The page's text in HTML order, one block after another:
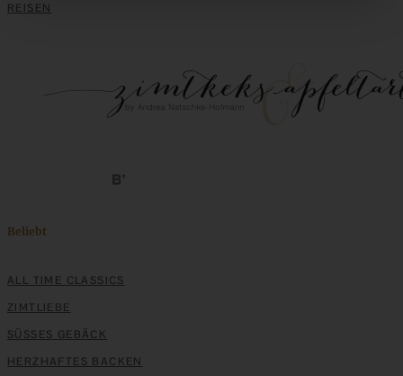
REISEN
Beliebt
ALL TIME CLASSICS
ZIMTLIEBE
SÜSSES GEBÄCK
HERZHAFTES BACKEN